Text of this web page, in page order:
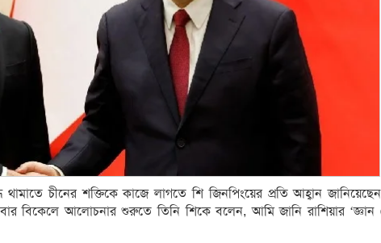
চীনের শক্তিকে কাজে লাগতে শি জিনপিংয়ের প্রতি আহ্বান জানিয়েছেন
বিকেলে আলোচনার শুরুতে তিনি শিকে বলেন, আমি জানি রাশিয়ার ‘জ্ঞান